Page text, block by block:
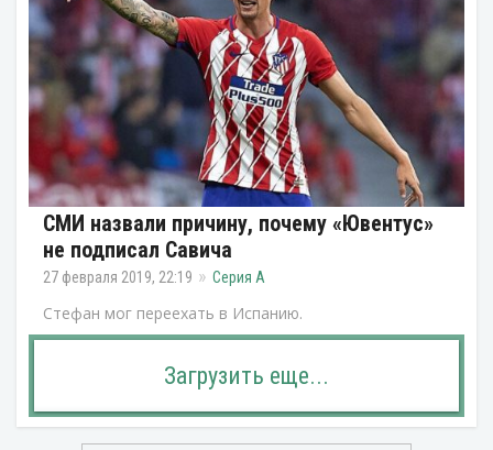
СМИ назвали причину, почему «Ювентус»
не подписал Савича
27 февраля 2019, 22:19 Серия А
Стефан мог переехать в Испанию.
Загрузить еще...